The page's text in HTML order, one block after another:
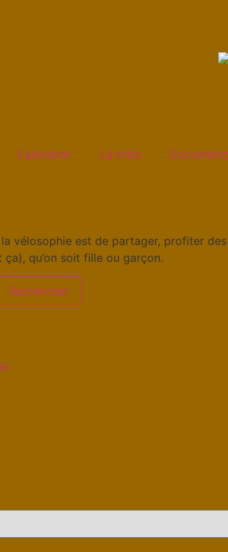
Calendrier La tribu
vélosophie est de partager, profiter
qu’on soit fille ou garçon.